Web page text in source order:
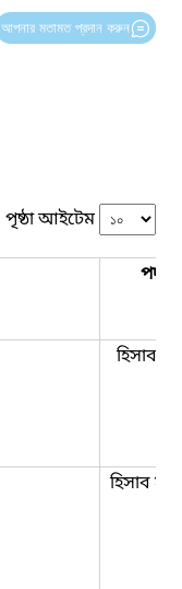
আপনার মতামত প্রদান করুন
পৃষ্ঠা আইটেম
পদবি
হিসাব
হিসাব